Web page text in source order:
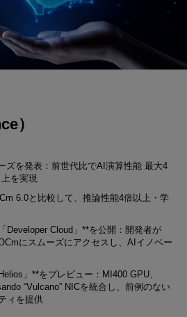
）
ズを発表 ：前世代比でAI演算性能 最大4
を実現
6.0と比較して、 推論性能4倍以上・学
Developer Cloud」**を公開：開発者が
にスムーズにアクセスし、AIイノベー
」**をプレビュー：MI400 GPU、
“Vulcano” NICを統合し、 前例のない
ィ を提供